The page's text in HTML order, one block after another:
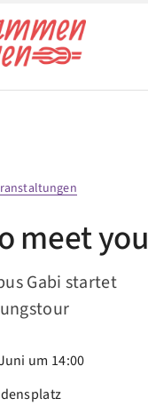
meet you
Gabi startet
um 14:00